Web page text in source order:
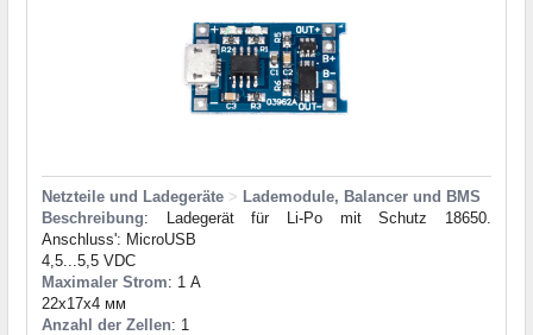
Netzteile und Ladegeräte > Lademodule, Balancer und BMS
Beschreibung: Ladegerät für Li-Po mit Schutz 18650.
Anschluss': MicroUSB
4,5...5,5 VDC
Maximaler Strom: 1 А
22x17x4 мм
Anzahl der Zellen: 1